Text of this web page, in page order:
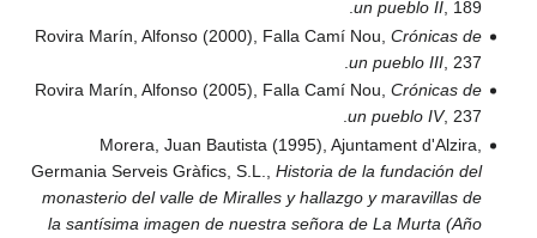
Rovira Marín, Alfonso
Rovira Marín, Alfonso
Morera, Juan
Germania Serveis Gràfics,
monasterio del valle de
la santísima imagen de